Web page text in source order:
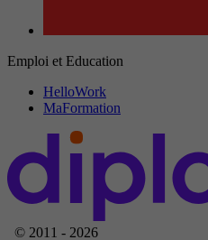
Emploi et Education
HelloWork
MaFormation
© 2011 - 2026